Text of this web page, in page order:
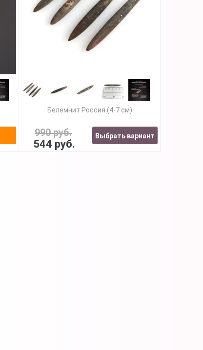
Белемнит Россия (4-7 см)
990 руб.
544 руб.
Выбрать вариант